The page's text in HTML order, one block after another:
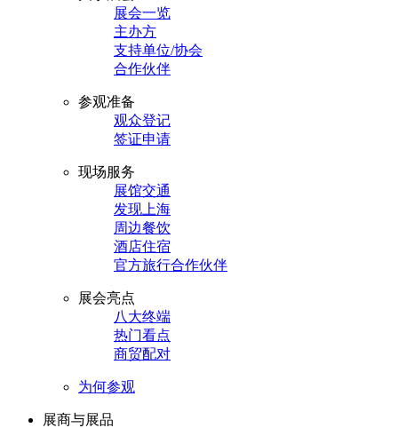
展会一览
主办方
支持单位/协会
合作伙伴
参观准备
观众登记
签证申请
现场服务
展馆交通
发现上海
周边餐饮
酒店住宿
官方旅行合作伙伴
展会亮点
八大终端
热门看点
商贸配对
为何参观
展商与展品